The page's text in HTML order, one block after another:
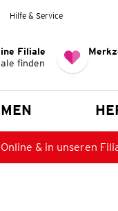
Hilfe & Service
Filiale
finden
& in unseren